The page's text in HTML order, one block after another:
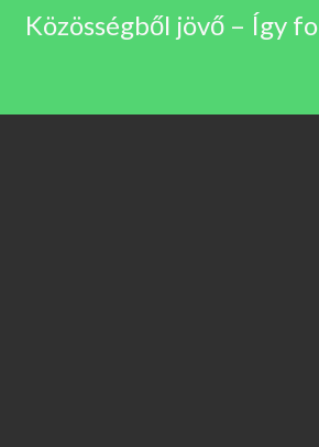
Közösségből jövő – Így